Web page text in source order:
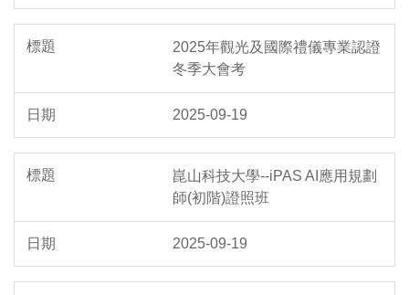
2025年觀光及國際禮儀專業認證
冬季大會考
2025-09-19
崑山科技大學--iPAS AI應用規劃
師(初階)證照班
2025-09-19